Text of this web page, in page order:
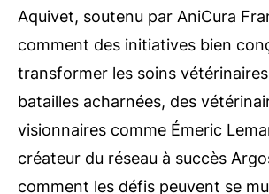
Aquivet, soutenu par AniCura
comment des initiatives bien
transformer les soins
batailles acharnées, des
visionnaires comme Émeric
créateur du réseau à succès
comment les défis peuvent se